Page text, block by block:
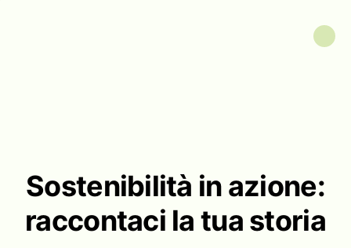
Sostenibilità in azione:
raccontaci la tua storia